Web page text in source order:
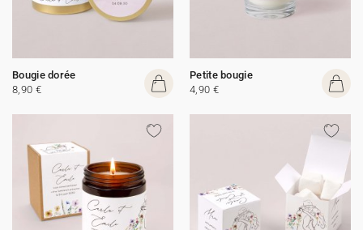
Bougie dorée
8,90 €
Petite bougie
4,90 €